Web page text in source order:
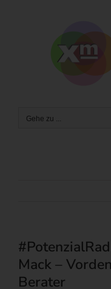
Gehe zu ...
Mack –
Berater